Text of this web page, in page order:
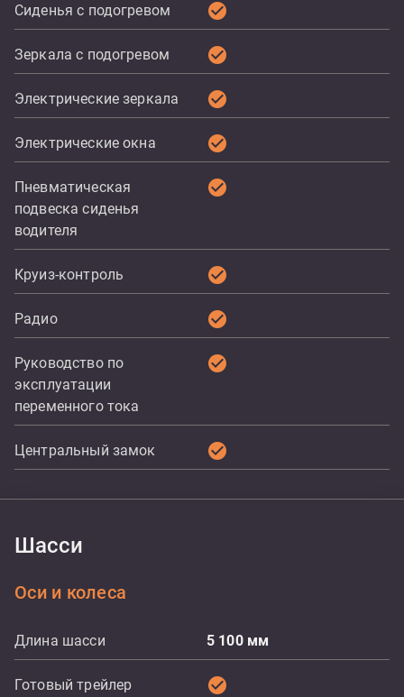
Сиденья с подогревом check_circle
Зеркала с подогревом check_circle
Электрические зеркала check_circle
Электрические окна check_circle
Пневматическая
подвеска сиденья
водителя
check_circle
Круиз-контроль check_circle
Радио check_circle
Руководство по
эксплуатации
переменного тока
check_circle
Центральный замок check_circle
Шасси
Оси и колеса
Длина шасси 5 100 мм
Готовый трейлер check_circle